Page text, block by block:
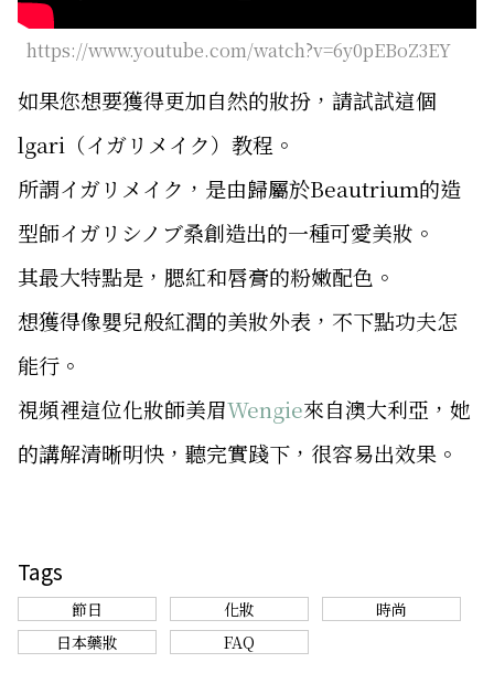
https://www.youtube.com/watch?v=6y0pEBoZ3EY
如果您想要獲得更加自然的妝扮，請試試這個
lgari（イガリメイク）教程。
所謂イガリメイク，是由歸屬於Beautrium的造
型師イガリシノブ桑創造出的一種可愛美妝。
其最大特點是，腮紅和唇膏的粉嫩配色。
想獲得像嬰兒般紅潤的美妝外表，不下點功夫怎
能行。
視頻裡這位化妝師美眉Wengie來自澳大利亞，她
的講解清晰明快，聽完實踐下，很容易出效果。
Tags
節日 化妝
時尚
日本藥妝
FAQ